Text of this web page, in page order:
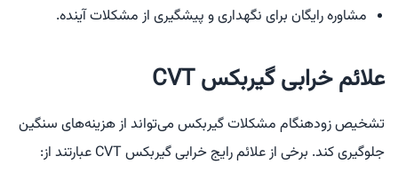
مشاوره رایگان برای نگهداری و پیشگیری از مشکلات آینده.
علائم خرابی گیربکس CVT
تشخیص زودهنگام مشکلات گیربکس می‌تواند از هزینه‌های سنگین
جلوگیری کند. برخی از علائم رایج خرابی گیربکس CVT عبارتند از: